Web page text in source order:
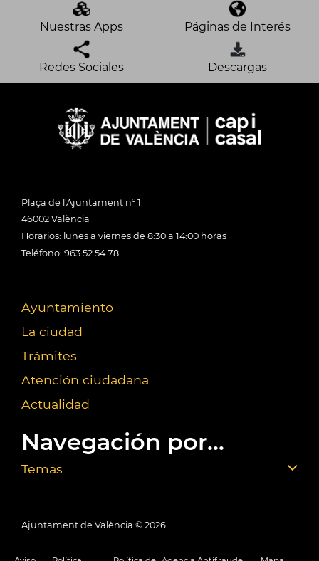
Nuestras Apps Páginas de Interés
Redes Sociales Descargas
Plaça de l'Ajuntament nº 1
46002 València
Horarios: lunes a viernes de 8:30 a 14:00 horas
Teléfono: 963 52 54 78
Ayuntamiento
La ciudad
Trámites
Atención ciudadana
Actualidad
Navegación por...
Temas
Ajuntament de València © 2026